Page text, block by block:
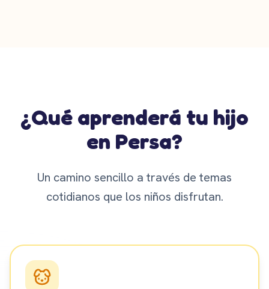
¿Qué aprenderá tu hijo
en Persa?
Un camino sencillo a través de temas
cotidianos que los niños disfrutan.